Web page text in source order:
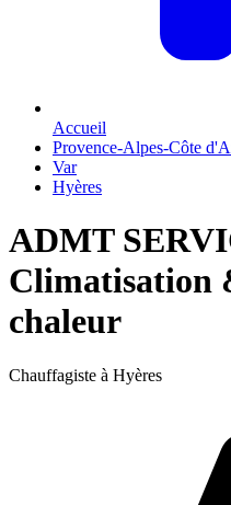
Accueil
Provence-Alpes-Côte
Var
Hyères
ADMT
Climatisation
chaleur
Chauffagiste à Hyères